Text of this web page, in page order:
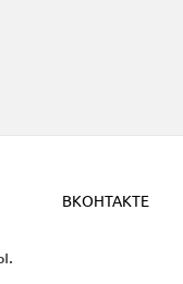
ВКОНТАКТЕ